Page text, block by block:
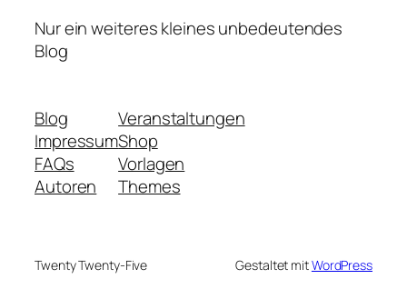
Nur ein weiteres kleines unbedeutendes
Blog
Blog
Impressum
FAQs
Autoren
Veranstaltungen
Shop
Vorlagen
Themes
Twenty Twenty-Five Gestaltet mitWordPress